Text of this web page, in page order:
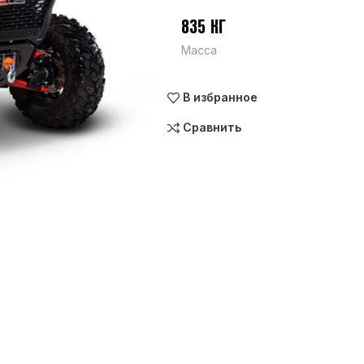
835 КГ
Масса
В избранное
Сравнить